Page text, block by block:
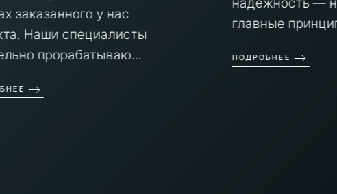
главные принципы ра...
ПОДРОБНЕЕ